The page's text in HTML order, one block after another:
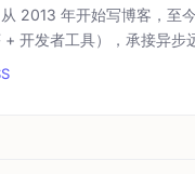
2013 年开始写博客，至
开发者工具），承接异步